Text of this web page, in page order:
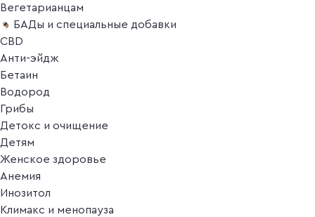
Вегетарианцам
БАДы и специальные добавки
CBD
Анти-эйдж
Бетаин
Водород
Грибы
Детокс и очищение
Детям
Женское здоровье
Анемия
Инозитол
Климакс и менопауза